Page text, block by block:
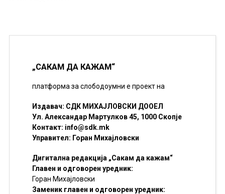
„САКАМ ДА КАЖАМ“
платформа за слободоумни е проект на
Издавач: СДК МИХАЈЛОВСКИ ДООЕЛ
Ул. Александар Мартулков 45, 1000 Скопје
Контакт: info@sdk.mk
Управител: Горан Михајловски
Дигитална редакција „Сакам да кажам“
Главен и одговорен уредник:
Горан Михајловски
Заменик главен и одговорен уредник: